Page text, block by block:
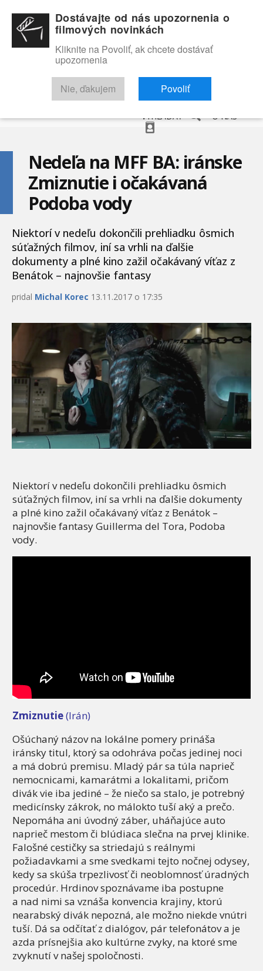
RECENZIE TRAILERY FILMOVÁ DATABÁZA
VYHĽADAŤ O NÁS
Nedeľa na MFF BA: iránske
Zmiznutie i očakávaná
Podoba vody
Niektorí v nedeľu dokončili prehliadku ôsmich
súťažných filmov, iní sa vrhli na ďalšie
dokumenty a plné kino zažil očakávaný víťaz z
Benátok – najnovšie fantasy
pridal Michal Korec 13.11.2017 o 17:35
Niektorí v nedeľu dokončili prehliadku ôsmich
súťažných filmov, iní sa vrhli na ďalšie dokumenty
a plné kino zažil očakávaný víťaz z Benátok –
najnovšie fantasy Guillerma del Tora, Podoba
vody.
Zmiznutie(Irán)
Ošúchaný názov na lokálne pomery prináša
iránsky titul, ktorý sa odohráva počas jedinej noci
a má dobrú premisu. Mladý pár sa túla naprieč
nemocnicami, kamarátmi a lokalitami, pričom
divák vie iba jediné – že niečo sa stalo, je potrebný
medicínsky zákrok, no málokto tuší aký a prečo.
Nepomáha ani úvodný záber, uháňajúce auto
naprieč mestom či blúdiaca slečna na prvej klinike.
Falošné cestičky sa striedajú s reálnymi
požiadavkami a sme svedkami tejto nočnej odysey,
kedy sa skúša trpezlivosť či neoblomnosť úradných
procedúr. Hrdinov spoznávame iba postupne
a nad nimi sa vznáša konvencia krajiny, ktorú
nearabský divák nepozná, ale možno niekde vnútri
tuší. Dá sa odčítať z dialógov, pár telefonátov a je
azda prísnejšia ako kultúrne zvyky, na ktoré sme
zvyknutí v našej spoločnosti.
Dostávajte od nás upozornenia o
filmových novinkách
Kliknite na Povoliť, ak chcete dostávať
upozornenia
Nie, ďakujem Povoliť